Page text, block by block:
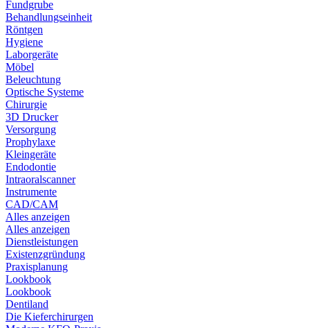
Fundgrube
Behandlungseinheit
Röntgen
Hygiene
Laborgeräte
Möbel
Beleuchtung
Optische Systeme
Chirurgie
3D Drucker
Versorgung
Prophylaxe
Kleingeräte
Endodontie
Intraoralscanner
Instrumente
CAD/CAM
Alles anzeigen
Alles anzeigen
Dienstleistungen
Existenzgründung
Praxisplanung
Lookbook
Lookbook
Dentiland
Die Kieferchirurgen